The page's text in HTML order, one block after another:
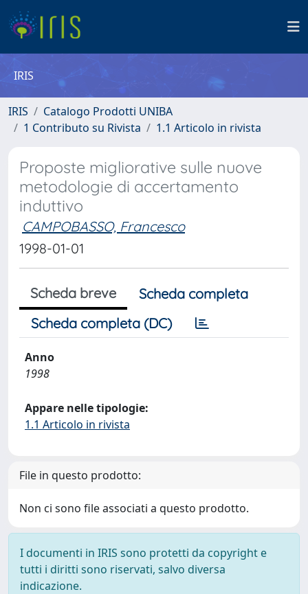
IRIS
IRIS
Catalogo Prodotti UNIBA
1 Contributo su Rivista
1.1 Articolo in rivista
Proposte migliorative sulle nuove
metodologie di accertamento
induttivo
CAMPOBASSO, Francesco
1998-01-01
Scheda breve
Scheda completa
Scheda completa (DC)
Anno
1998
Appare nelle tipologie:
1.1 Articolo in rivista
File in questo prodotto:
Non ci sono file associati a questo prodotto.
I documenti in IRIS sono protetti da copyright e
tutti i diritti sono riservati, salvo diversa
indicazione.